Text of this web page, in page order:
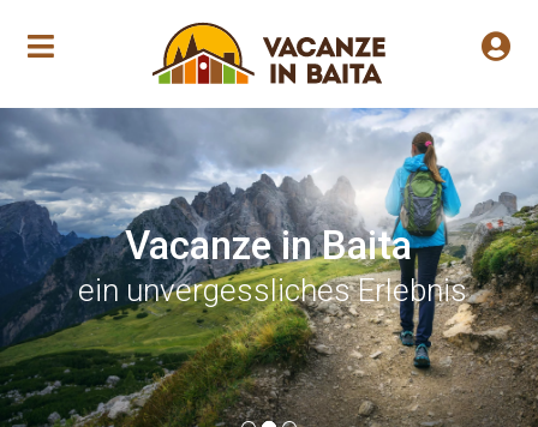
Vacanze in Baita
ein unvergessliches Erlebnis